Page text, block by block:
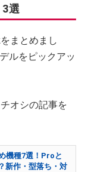
選
まとめまし
ルをピックアッ
オシの記事を
機種7選！Proと
新作・型落ち・対